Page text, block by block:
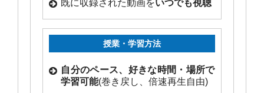
既に収録された動画をいつでも視聴
授業・学習方法
自分のペース、好きな時間・場所で
学習可能(巻き戻し、倍速再生自由)